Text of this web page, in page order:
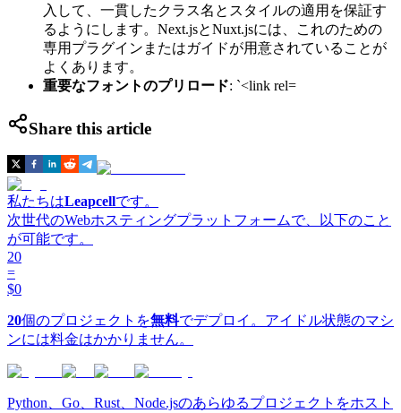
入して、一貫したクラス名とスタイルの適用を保証す
るようにします。Next.jsとNuxt.jsには、これのための
専用プラグインまたはガイドが用意されていることが
よくあります。
重要なフォントのプリロード: `<link rel=
Share this article
私たちはLeapcellです。
次世代のWebホスティングプラットフォームで、以下のこと
が可能です。
20
=
$0
20個のプロジェクトを無料でデプロイ。アイドル状態のマシ
ンには料金はかかりません。
Python、Go、Rust、Node.jsのあらゆるプロジェクトをホスト